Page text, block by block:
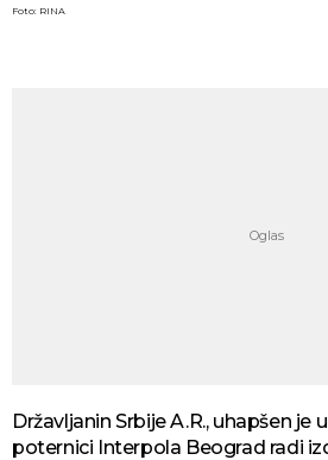
Foto: RINA
Državljanin Srbije A.R., uhapšen je u
poternici Interpola Beograd radi